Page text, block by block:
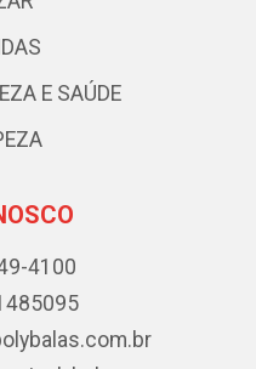
E SAÚDE
4100